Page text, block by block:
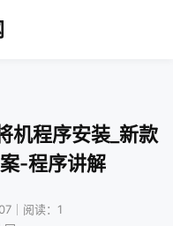
机程序安装_新款
-程序讲解
｜阅读：1